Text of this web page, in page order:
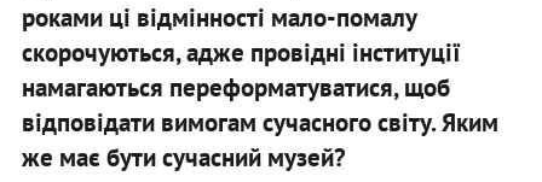
роками ці відмінності мало-помалу
скорочуються, адже провідні інституції
намагаються переформатуватися, щоб
відповідати вимогам сучасного світу. Яким
же має бути сучасний музей?